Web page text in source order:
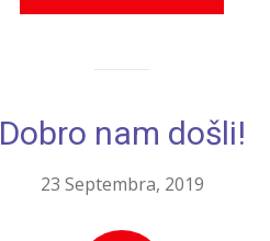
Dobro nam došli!
23 Septembra, 2019